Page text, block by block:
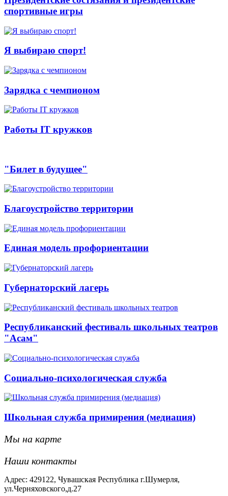
спортивные игры
Я выбираю спорт!
Зарядка с чемпионом
Работы IT кружков
"Билет в будущее"
Благоустройство территории
Единая модель профориентации
Губернаторский лагерь
Республиканский фестиваль школьных театров
"Асам"
Социально-психологическая служба
Школьная служба примирения (медиация)
Мы на карте
Наши контакты
Адрес: 429122, Чувашская Республика г.Шумерля,
ул.Черняховского,д.27